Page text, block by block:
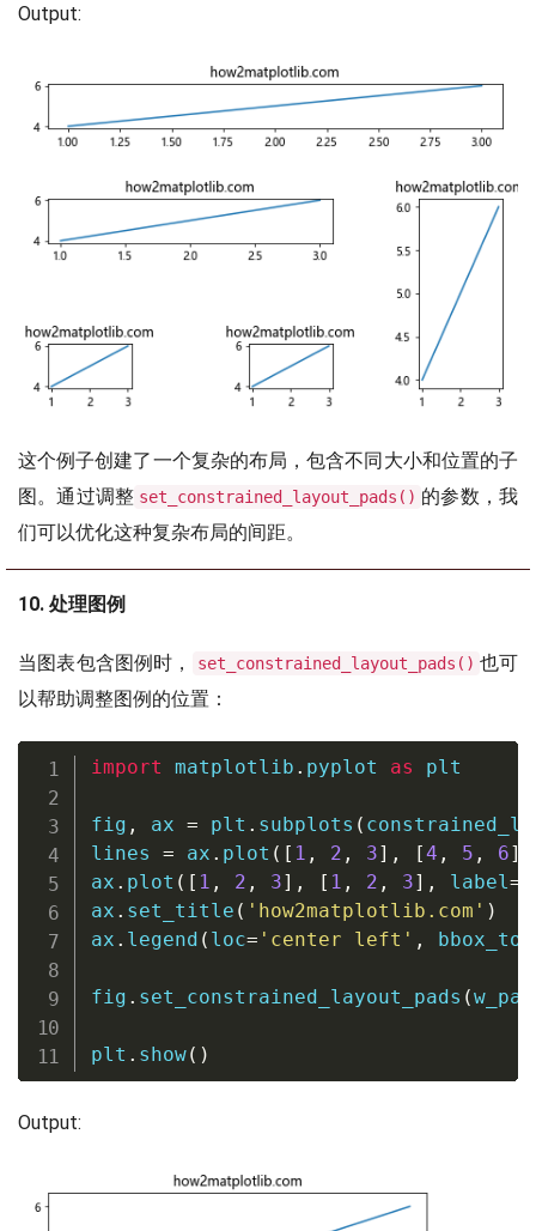
Output:
这个例子创建了一个复杂的布局，包含不同大小和位置的子
图。通过调整 set_constrained_layout_pads() 的参数，我
们可以优化这种复杂布局的间距。
10. 处理图例
当图表包含图例时， set_constrained_layout_pads() 也可
以帮助调整图例的位置：
import matplotlib . pyplot as plt
fig , ax = plt . subplots (
lines = ax . plot ( [ 1 , 2 , 3] , [4 , 5 , 6]
ax . plot ( [ 1 , 2 , 3] , [ 1 , 2 , 3] , label=
ax . set_title ( 'how2matplotlib.com' )
ax . legend ( loc= 'center left' ,
fig . set_constrained_layout_pads (w_pad
plt . show( )
Output: